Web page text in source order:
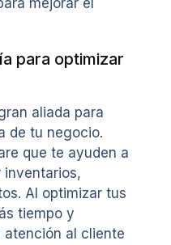
para optimizar
aliada para
de tu negocio.
que te ayuden a
inventarios,
Al optimizar tus
tiempo y
atención al cliente